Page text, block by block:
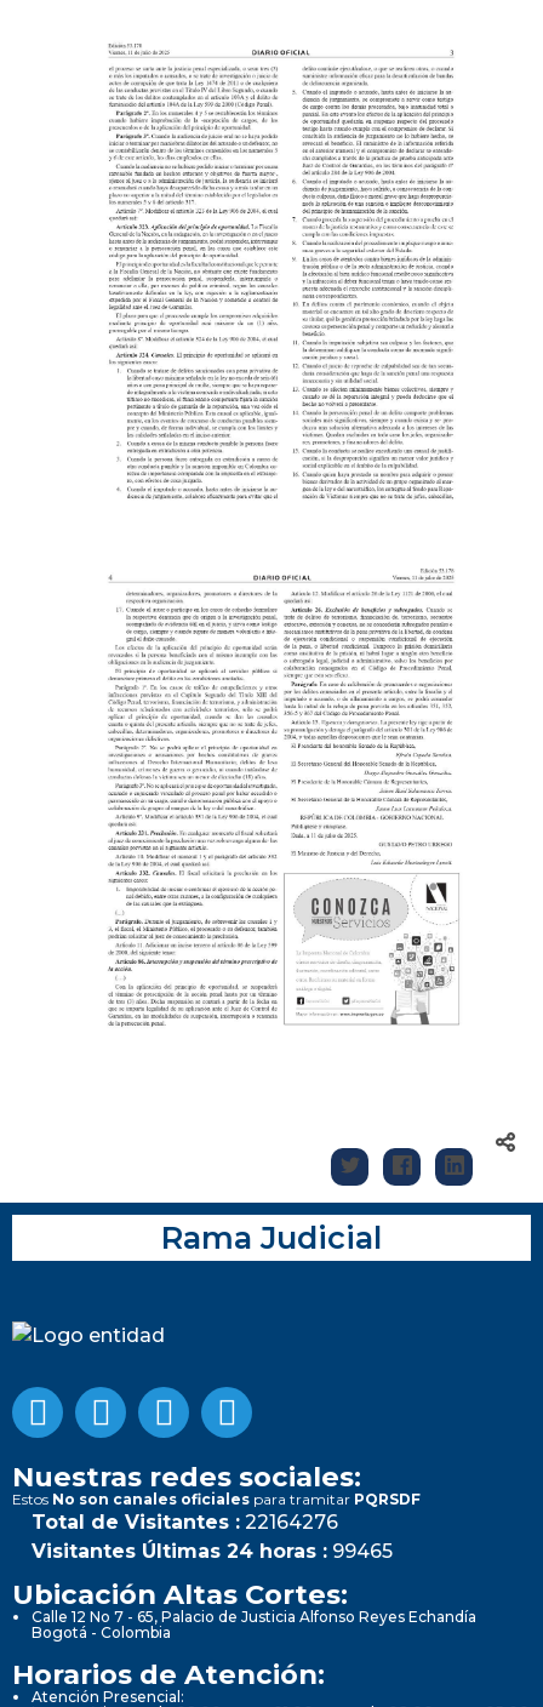
Rama Judicial
Nuestras redes sociales:
Estos No son canales oficiales para tramitar PQRSDF
Total de Visitantes : 22164276
Visitantes Últimas 24 horas : 99465
Ubicación Altas Cortes:
Calle 12 No 7 - 65, Palacio de Justicia Alfonso Reyes Echandía
Bogotá - Colombia
Horarios de Atención:
Atención Presencial: